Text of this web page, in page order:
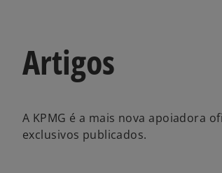
Artigos
A KPMG é a mais nova apoiadora
exclusivos publicados.